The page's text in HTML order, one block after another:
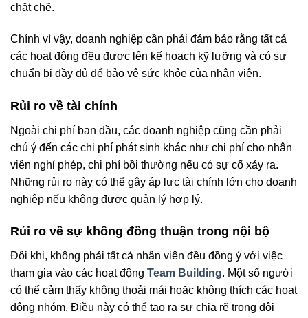
chặt chẽ.
Chính vì vậy, doanh nghiệp cần phải đảm bảo rằng tất cả
các hoạt động đều được lên kế hoạch kỹ lưỡng và có sự
chuẩn bị đầy đủ để bảo vệ sức khỏe của nhân viên.
Rủi ro về tài chính
Ngoài chi phí ban đầu, các doanh nghiệp cũng cần phải
chú ý đến các chi phí phát sinh khác như chi phí cho nhân
viên nghỉ phép, chi phí bồi thường nếu có sự cố xảy ra.
Những rủi ro này có thể gây áp lực tài chính lớn cho doanh
nghiệp nếu không được quản lý hợp lý.
Rủi ro về sự không đồng thuận trong nội bộ
Đôi khi, không phải tất cả nhân viên đều đồng ý với việc
tham gia vào các hoạt động Team Building. Một số người
có thể cảm thấy không thoải mái hoặc không thích các hoạt
động nhóm. Điều này có thể tạo ra sự chia rẽ trong đội